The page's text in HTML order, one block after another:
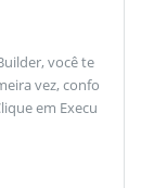
você te
vez, confo
em Execu